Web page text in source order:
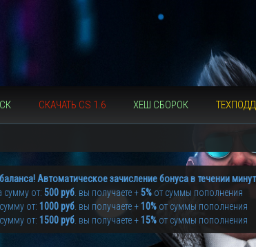
СКАЧАТЬ CS 1.6 ХЕШ СБОРОК
Автоматическое зачисление бонуса в течении
сумму от: 500 руб . вы получаете +5% от суммы пополнения
от: 1000 руб . вы получаете +10% от суммы пополнения
от: 1500 руб . вы получаете +15% от суммы пополнения